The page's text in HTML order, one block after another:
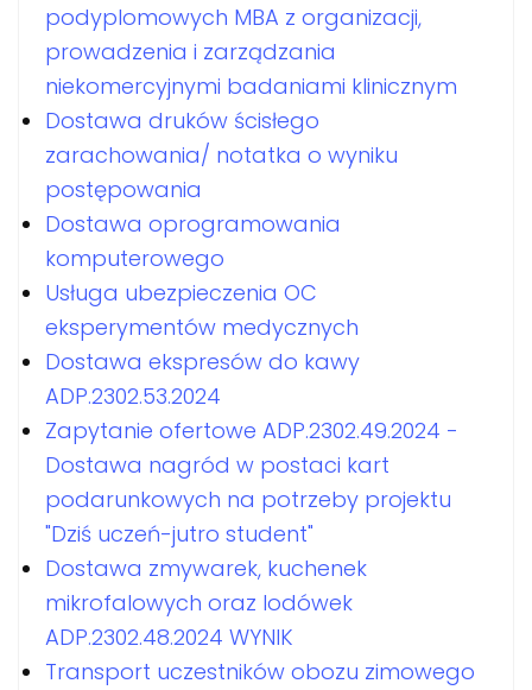
podyplomowych MBA z organizacji,
prowadzenia i zarządzania
niekomercyjnymi badaniami klinicznym
Dostawa druków ścisłego
zarachowania/ notatka o wyniku
postępowania
Dostawa oprogramowania
komputerowego
Usługa ubezpieczenia OC
eksperymentów medycznych
Dostawa ekspresów do kawy
ADP.2302.53.2024
Zapytanie ofertowe ADP.2302.49.2024 -
Dostawa nagród w postaci kart
podarunkowych na potrzeby projektu
"Dziś uczeń-jutro student"
Dostawa zmywarek, kuchenek
mikrofalowych oraz lodówek
ADP.2302.48.2024 WYNIK
Transport uczestników obozu zimowego